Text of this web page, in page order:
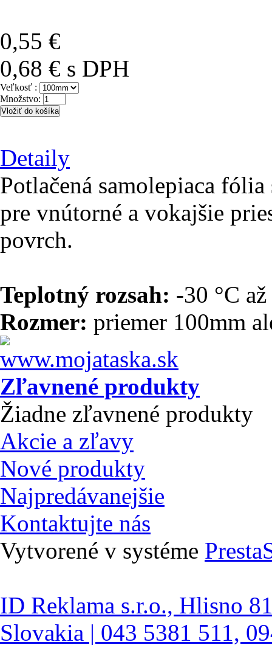
0,55 €
0,68 € s DPH
Veľkosť :
Množstvo:
Detaily
Potlačená samolepiaca
pre vnútorné a vokajšie
povrch.
Teplotný rozsah: -30 °C
Rozmer: priemer 100mm
Zľavnené produkty
Žiadne zľavnené produkty
Akcie a zľavy
Nové produkty
Najpredávanejšie
Kontaktujte nás
Vytvorené v systéme
ID Reklama s.r.o., Hlisno
Slovakia | 043 5381 511,